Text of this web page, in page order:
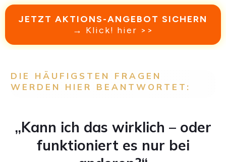
JETZT AKTIONS-ANGEBOT SICHERN
→ Klick! hier >>
DIE HÄUFIGSTEN FRAGEN
WERDEN HIER BEANTWORTET:
„Kann ich das wirklich – oder
funktioniert es nur bei